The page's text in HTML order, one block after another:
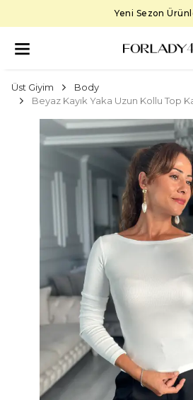
Yeni Sezon
Üst Giyim
Body
Beyaz Kayık Yaka Uzun Kollu Top